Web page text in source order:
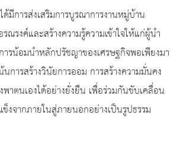
มีการส่งเสริมการบูรณาการงานหมู่บ้าน
ณรงค์และสร้างความรู้ความเข้าใจให้แก่ผู้นำ
รน้อมนำหลักปรัชญาของเศรษฐกิจพอเพียงมา
การสร้างวินัยการออม การสร้างความมั่นคง
าตนเองได้อย่างยั่งยืน เพื่อร่วมกันขับเคลื่อน
งจากภายในสู่ภายนอกอย่างเป็นรูปธรรม